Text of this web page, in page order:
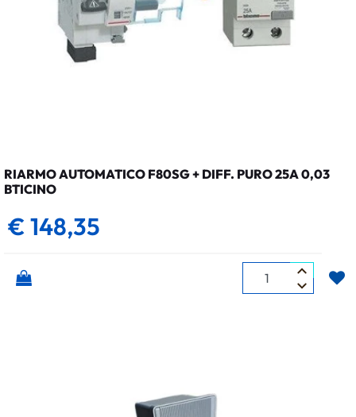
RIARMO AUTOMATICO F80SG + DIFF. PURO 25A 0,03
BTICINO
€ 148,35
Quantità